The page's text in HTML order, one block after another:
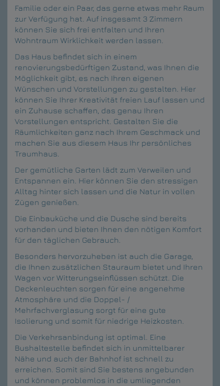
Familie oder ein Paar, das gerne etwas mehr Raum
zur Verfügung hat. Auf insgesamt 3 Zimmern
können Sie sich frei entfalten und Ihren
Wohntraum Wirklichkeit werden lassen.
Das Haus befindet sich in einem
renovierungsbedürftigen Zustand, was Ihnen die
Möglichkeit gibt, es nach Ihren eigenen
Wünschen und Vorstellungen zu gestalten. Hier
können Sie Ihrer Kreativität freien Lauf lassen und
ein Zuhause schaffen, das genau Ihren
Vorstellungen entspricht. Gestalten Sie die
Räumlichkeiten ganz nach Ihrem Geschmack und
machen Sie aus diesem Haus Ihr persönliches
Traumhaus.
Der gemütliche Garten lädt zum Verweilen und
Entspannen ein. Hier können Sie den stressigen
Alltag hinter sich lassen und die Natur in vollen
Zügen genießen.
Die Einbauküche und die Dusche sind bereits
vorhanden und bieten Ihnen den nötigen Komfort
für den täglichen Gebrauch.
Besonders hervorzuheben ist auch die Garage,
die Ihnen zusätzlichen Stauraum bietet und Ihren
Wagen vor Witterungseinflüssen schützt. Die
Deckenleuchten sorgen für eine angenehme
Atmosphäre und die Doppel- /
Mehrfachverglasung sorgt für eine gute
Isolierung und somit für niedrige Heizkosten.
Die Verkehrsanbindung ist optimal. Eine
Bushaltestelle befindet sich in unmittelbarer
Nähe und auch der Bahnhof ist schnell zu
erreichen. Somit sind Sie bestens angebunden
und können problemlos in die umliegenden